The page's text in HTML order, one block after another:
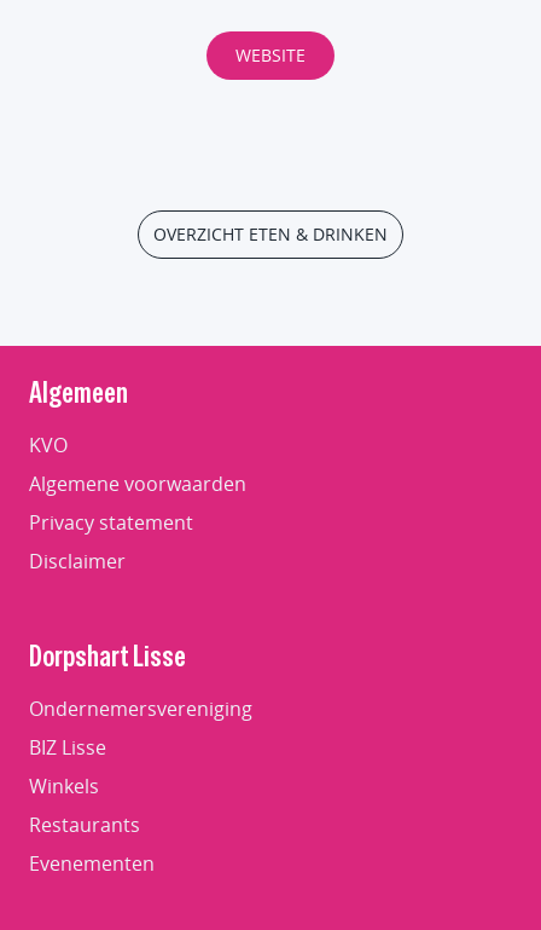
WEBSITE
OVERZICHT ETEN & DRINKEN
Algemeen
KVO
Algemene voorwaarden
Privacy statement
Disclaimer
Dorpshart Lisse
Ondernemersvereniging
BIZ Lisse
Winkels
Restaurants
Evenementen